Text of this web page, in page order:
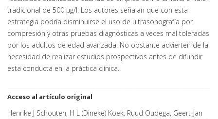
tradicional de 500 μg/l. Los autores señalan que con esta
estrategia podría disminuirse el uso de ultrasonografía por
compresión y otras pruebas diagnósticas a veces mal toleradas
por los adultos de edad avanzada. No obstante advierten de la
necesidad de realizar estudios prospectivos antes de difundir
esta conducta en la práctica clínica.
Acceso al artículo original
Henrike J Schouten, H L (Dineke) Koek, Ruud Oudega, Geert-Jan